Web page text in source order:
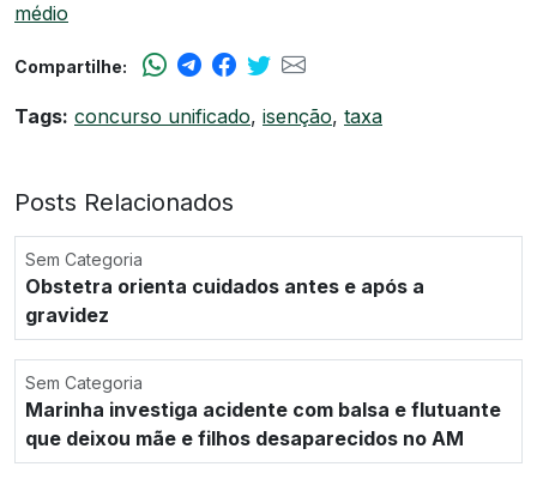
médio
Compartilhe:
Tags: concurso unificado, isenção, taxa
Posts Relacionados
Sem Categoria
Obstetra orienta cuidados antes e após a
gravidez
Sem Categoria
Marinha investiga acidente com balsa e flutuante
que deixou mãe e filhos desaparecidos no AM